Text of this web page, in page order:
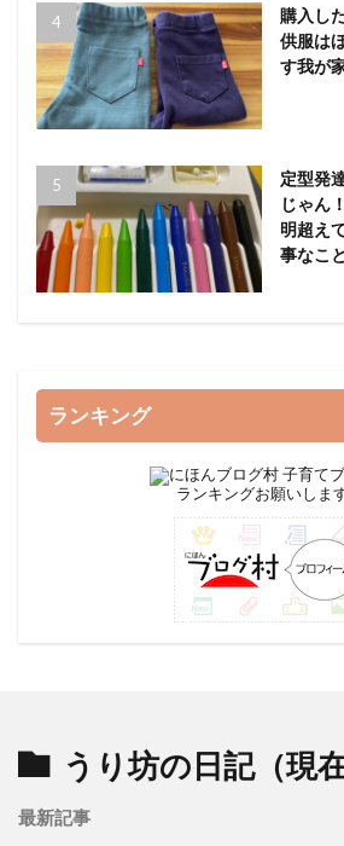
購入し
供服は
す我が
定型発
じゃん
明超え
事なこ
ランキング
ランキングお願いしま
うり坊の日記（現
最新記事